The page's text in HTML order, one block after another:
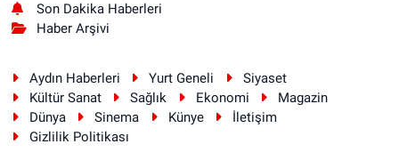
Son Dakika Haberleri
Haber Arşivi
Aydın Haberleri Yurt Geneli
Siyaset
Kültür Sanat
Sağlık Ekonomi
Magazin
Dünya
Sinema Künye
İletişim
Gizlilik Politikası